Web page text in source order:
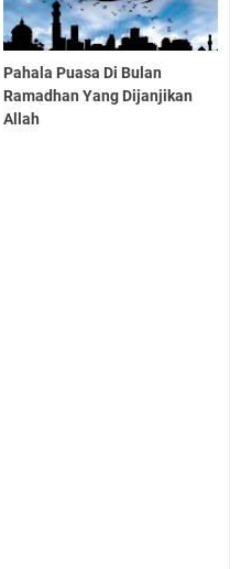
Pahala Puasa Di Bulan
Ramadhan Yang Dijanjikan
Allah